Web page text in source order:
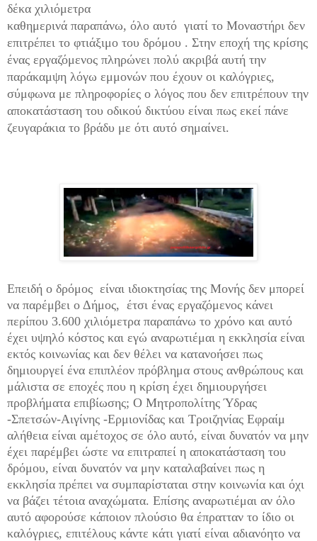
δέκα χιλιόμετρα
καθημερινά παραπάνω, όλο αυτό γιατί το Μοναστήρι δεν
επιτρέπει το φτιάξιμο του δρόμου . Στην εποχή της κρίσης
ένας εργαζόμενος πληρώνει πολύ ακριβά αυτή την
παράκαμψη λόγω εμμονών που έχουν οι καλόγριες,
σύμφωνα με πληροφορίες ο λόγος που δεν επιτρέπουν την
αποκατάσταση του οδικού δικτύου είναι πως εκεί πάνε
ζευγαράκια το βράδυ με ότι αυτό σημαίνει.
Επειδή ο δρόμος είναι ιδιοκτησίας της Μονής δεν μπορεί
να παρέμβει ο Δήμος, έτσι ένας εργαζόμενος κάνει
περίπου 3.600 χιλιόμετρα παραπάνω το χρόνο και αυτό
έχει υψηλό κόστος και εγώ αναρωτιέμαι η εκκλησία είναι
εκτός κοινωνίας και δεν θέλει να κατανοήσει πως
δημιουργεί ένα επιπλέον πρόβλημα στους ανθρώπους και
μάλιστα σε εποχές που η κρίση έχει δημιουργήσει
προβλήματα επιβίωσης; Ο Μητροπολίτης Ύδρας
-Σπετσών-Αιγίνης -Ερμιονίδας και Τροιζηνίας Εφραίμ
αλήθεια είναι αμέτοχος σε όλο αυτό, είναι δυνατόν να μην
έχει παρέμβει ώστε να επιτραπεί η αποκατάσταση του
δρόμου, είναι δυνατόν να μην καταλαβαίνει πως η
εκκλησία πρέπει να συμπαρίσταται στην κοινωνία και όχι
να βάζει τέτοια αναχώματα. Επίσης αναρωτιέμαι αν όλο
αυτό αφορούσε κάποιον πλούσιο θα έπρατταν το ίδιο οι
καλόγριες, επιτέλους κάντε κάτι γιατί είναι αδιανόητο να